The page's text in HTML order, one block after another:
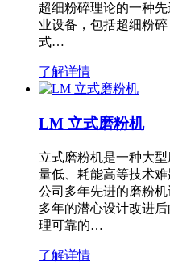
超细粉碎理论的一种
业设备，包括超细粉
式…
了解详情
LM 立式磨粉机
立式磨粉机是一种大
量低、耗能高等技术
公司多年先进的磨粉
多年的潜心设计改进
理可靠的…
了解详情